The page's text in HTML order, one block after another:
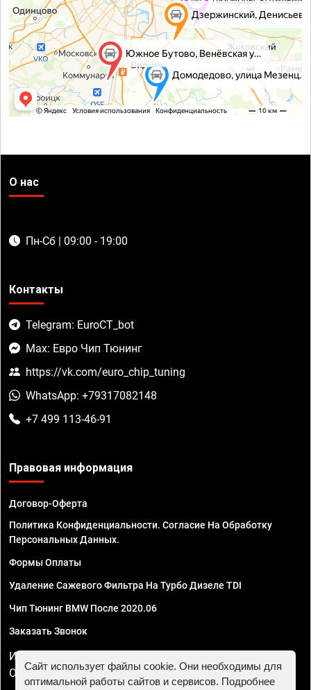
О нас
Пн-Сб | 09:00 - 19:00
Контакты
Telegram: EuroCT_bot
Max: Евро Чип Тюнинг
https://vk.com/euro_chip_tuning
WhatsApp: +79317082148
+7 499 113-46-91
Правовая информация
Договор-Оферта
Политика Конфиденциальности. Согласие На Обработку
Персональных Данных.
Формы Оплаты
Удаление Сажевого Фильтра На Турбо Дизеле TDI
Чип Тюнинг BMW После 2020.06
Заказать Звонок
ИП Смирнов Георгий Павлович. ИНН 781302555843,
ОГРНИП 324470400032610
Сайт использует файлы cookie. Они необходимы для
оптимальной работы сайтов и сервисов. Подробнее